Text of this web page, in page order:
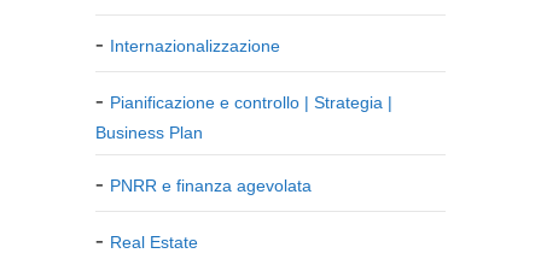
Internazionalizzazione
Pianificazione e controllo | Strategia |
Business Plan
PNRR e finanza agevolata
Real Estate